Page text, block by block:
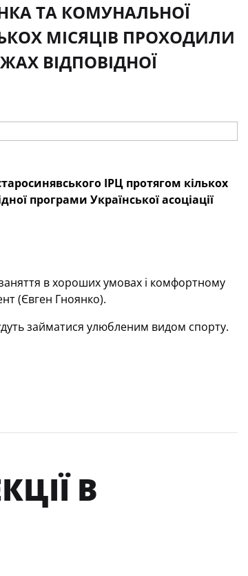
ТА КОМУНАЛЬНОЇ
МІСЯЦІВ ПРОХОДИЛИ
ВІДПОВІДНОЇ
ІРЦ протягом кількох
програми Української асоціації
в хороших умовах і комфортному
(Євген Гноянко).
займатися улюбленим видом спорту.
В